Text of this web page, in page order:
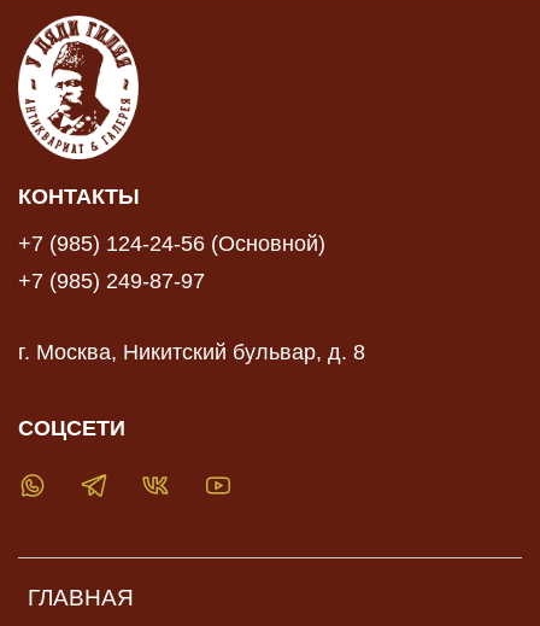
ГЛАВНАЯ
КОНТАКТЫ
+7 (985) 124-24-56 (Основной)
+7 (985) 249-87-97
г. Москва, Никитский бульвар, д. 8
СОЦСЕТИ